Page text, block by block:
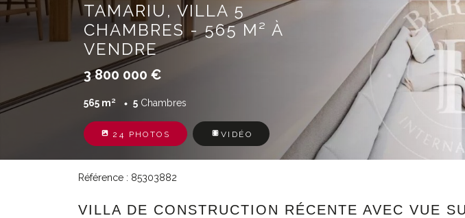
TAMARIU, VILLA 5
CHAMBRES - 565 M² À
VENDRE
3 800 000 €
565 m² 5 Chambres
24 PHOTOS VIDÉO
Référence : 85303882
VILLA DE CONSTRUCTION RÉCENTE AVEC VUE